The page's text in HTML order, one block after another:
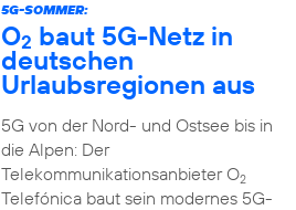
5G-SOMMER:
O2 baut 5G-Netz in
deutschen
Urlaubsregionen aus
5G von der Nord- und Ostsee bis in
die Alpen: Der
Telekommunikationsanbieter O2
Telefónica baut sein modernes 5G-